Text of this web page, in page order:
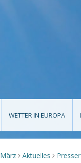
WETTER IN EUROPA
März > Aktuelles >